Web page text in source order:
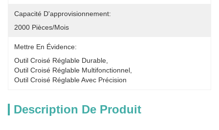
Capacité D'approvisionnement:
2000 Pièces/mois
Mettre En Évidence:
Outil Croisé Réglable Durable
Outil Croisé Réglable Multifonctionnel
Outil Croisé Réglable Avec Précision
Description De Produit